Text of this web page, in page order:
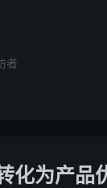
者
化为产品